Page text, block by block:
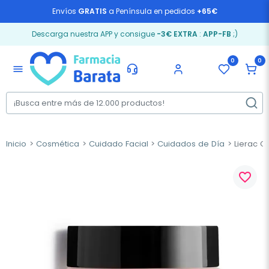
Envíos GRATIS a Península en pedidos +65€
Descarga nuestra APP y consigue -3€ EXTRA: APP-FB ;)
menu
0 0
Inicio Cosmética Cuidado Facial Cuidados de Día Lierac
favorite_border